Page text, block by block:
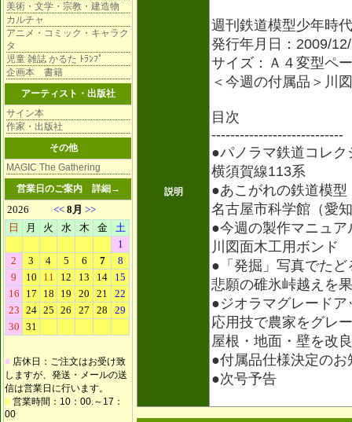
美術・文学・宗教・建造物
カルチャ
アニメ・コミック・キャラク
タ
児童 雑誌 かるた ﾄﾗﾝﾌﾟ
企画本 書籍
アーティスト・出版社
サイン本
作家・出版社
その他
MAGIC The Gathering
営業日のご案内 詳細→
■ 店休日：ご注文はお受け致
しますが、発送・メールの送
信は営業日に行います。
■ 営業時間：10：00.～17：
00
説明
週刊鉄道模型少年時
発行年月日：2009/
サイズ：Ａ４変型ペ
＜今週の付属品＞川
目次
----------------------------
●パノラマ鉄道コレク
横須賀線113系
●あこがれの鉄道模型
名古屋市科学館（愛
●今週の製作マニュア
川図面木工用ボンド
●「発掘」写真でたど
悲願の碓氷峠越えを
●ジオラマグレードア
応用技で農家をグレ
屋根・地面・壁を改
●付属品仕様決定のお
●次号予告